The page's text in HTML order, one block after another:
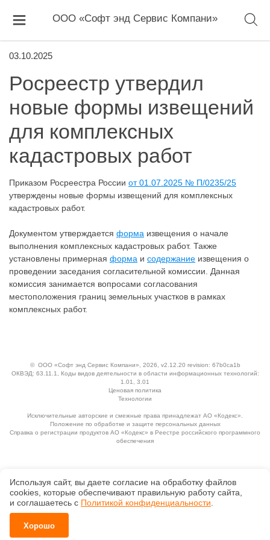
ООО «Софт энд Сервис Компани»
03.10.2025
Росреестр утвердил
новые формы извещений
для комплексных
кадастровых работ
Приказом Росреестра России от 01.07.2025 № П/0235/25
утверждены новые формы извещений для комплексных
кадастровых работ.
Документом утверждается форма извещения о начале
выполнения комплексных кадастровых работ. Также
установлены примерная форма и содержание извещения о
проведении заседания согласительной комиссии. Данная
комиссия занимается вопросами согласования
местоположения границ земельных участков в рамках
комплексных работ.
© ООО «Софт энд Сервис Компани» , 2026, v2.12.20 revision: 67b0ca1b
ОКВЭД: 63.11.1, Коды видов деятельности в области информационных технологий:
1.01, 3.01
Ценовая политика
Технологии
Исключительные авторские и смежные права принадлежат АО «Кодекс».
Положение по обработке и защите персональных данных
Справка о регистрации продуктов АО «Кодекс» в Реестре российского программного
обеспечения
Используя сайт, вы даете согласие на обработку файлов
сооkiеs, которые обеспечивают правильную работу сайта,
и соглашаетесь с Политикой конфиденциальности
Хорошо